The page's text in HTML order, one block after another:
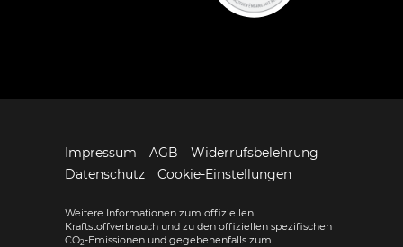
Impressum AGB
Widerrufsbelehrung
Datenschutz
Cookie-Einstellungen
Weitere Informationen zum offiziellen
Kraftstoffverbrauch und zu den offiziellen spezifischen
CO2-Emissionen und gegebenenfalls zum